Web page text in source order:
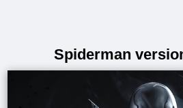
Spiderman